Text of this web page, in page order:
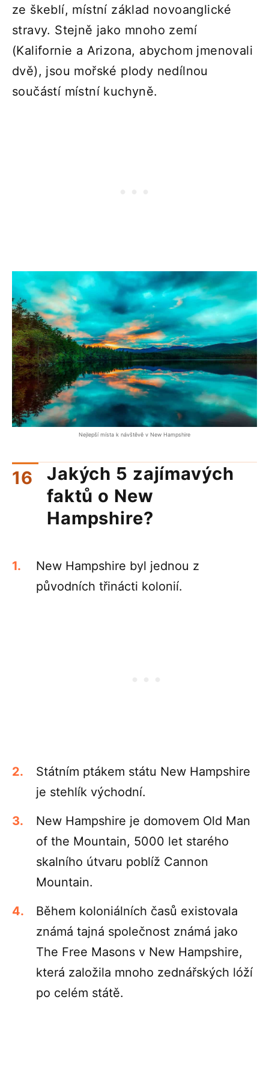
ze škeblí, místní základ novoanglické
stravy. Stejně jako mnoho zemí
(Kalifornie a Arizona, abychom jmenovali
dvě), jsou mořské plody nedílnou
součástí místní kuchyně.
Nejlepší místa k návštěvě v New Hampshire
Jakých 5 zajímavých
faktů o New
Hampshire?
New Hampshire byl jednou z
původních třinácti kolonií.
Státním ptákem státu New Hampshire
je stehlík východní.
New Hampshire je domovem Old Man
of the Mountain, 5000 let starého
skalního útvaru poblíž Cannon
Mountain.
Během koloniálních časů existovala
známá tajná společnost známá jako
The Free Masons v New Hampshire,
která založila mnoho zednářských lóží
po celém státě.